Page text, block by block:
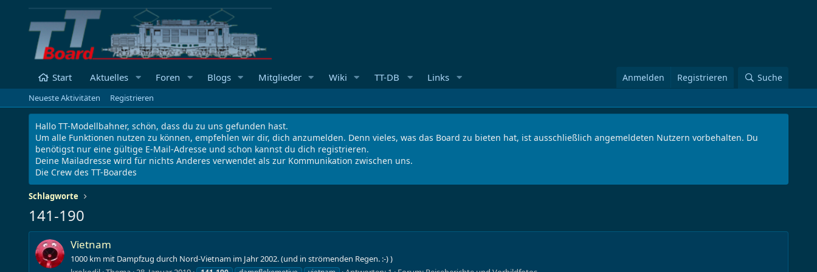
Start Aktuelles Foren Blogs Mitglieder Wiki TT-DB Links Anmelden Registrieren Suche
Neueste Aktivitäten Registrieren
Hallo TT-Modellbahner, schön, dass du zu uns gefunden hast.
Um alle Funktionen nutzen zu können, empfehlen wir dir, dich anzumelden. Denn vieles, was das Board zu bieten hat, ist ausschließlich angemeldeten Nutzern vorbehalten. Du
benötigst nur eine gültige E-Mail-Adresse und schon kannst du dich registrieren.
Deine Mailadresse wird für nichts Anderes verwendet als zur Kommunikation zwischen uns.
Die Crew des TT-Boardes
Schlagworte
141-190
Vietnam
1000 km mit Dampfzug durch Nord-Vietnam im Jahr 2002. (und in strömenden Regen. :-) )